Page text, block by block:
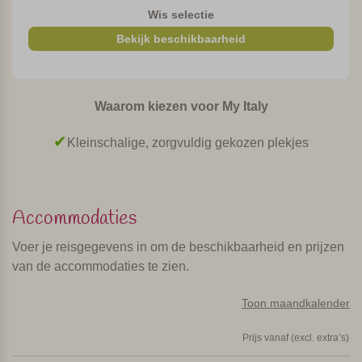
kookcursus. Dan wordt bijvoorbeeld verse ravioli gemaakt.
tweepersoonskamers. De kamers, gelegen op de eerste
ontbijt buiten op het terras geserveerd, met uitzicht op San
Er zijn 4 comfortabele twee- en
appartementen zijn een vrijstaand huisje in de prachtige
tuin. Elk appartement heeft een eigen terras met pergola en
Wis selectie
Bekijk beschikbaarheid
Waarom kiezen voor My Italy
Kleinschalige, zorgvuldig gekozen plekjes
Accommodaties
Voer je reisgegevens in om de beschikbaarheid en prijzen
van de accommodaties te zien.
Toon maandkalender
Prijs vanaf (excl. extra’s)